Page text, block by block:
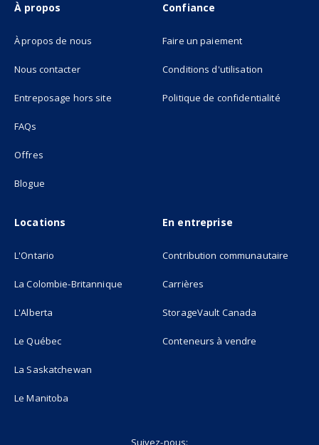
À propos
À propos de nous
Nous contacter
Entreposage hors site(opens in new tab)
FAQs
Offres
Blogue
Confiance
Faire un paiement
Conditions d'utilisation
Politique de confidentialité
Locations
L'Ontario
La Colombie-Britannique
L'Alberta
Le Québec
La Saskatchewan
Le Manitoba
En entreprise
Contribution communautaire
Carrières
StorageVault Canada
Conteneurs à vendre
Suivez-nous: